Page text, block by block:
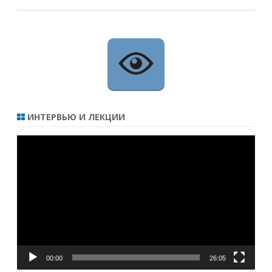
ИНТЕРВЬЮ И ЛЕКЦИИ
Видеоплеер
00:00 26:05